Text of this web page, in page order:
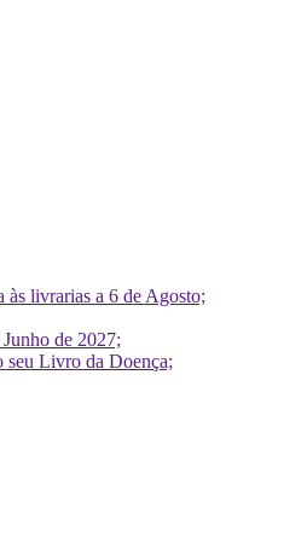
às livrarias a 6 de Agosto;
de 2027;
seu Livro da Doença;